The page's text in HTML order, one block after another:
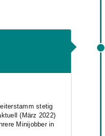
stetig
(März 2022)
Minijobber in